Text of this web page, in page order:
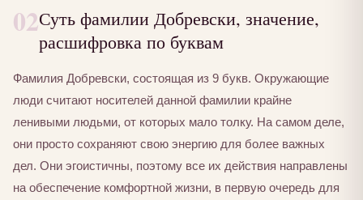
02Суть фамилии Добревски, значение,
расшифровка по буквам
Фамилия Добревски, состоящая из 9 букв. Окружающие
люди считают носителей данной фамилии крайне
ленивыми людьми, от которых мало толку. На самом деле,
они просто сохраняют свою энергию для более важных
дел. Они эгоистичны, поэтому все их действия направлены
на обеспечение комфортной жизни, в первую очередь для